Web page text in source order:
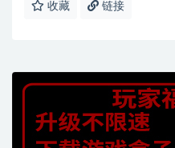
收藏 链接